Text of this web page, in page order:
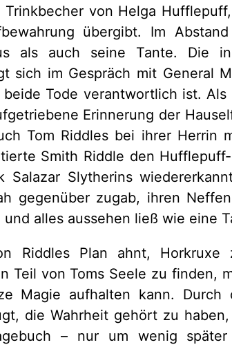
von Helga
übergibt. Im
als auch seine Tante. Die
sich im Gespräch mit General
beide Tode verantwortlich ist.
Erinnerung der
Tom Riddles bei ihrer Herrin
Smith Riddle den
Salazar Slytherins
gegenüber zugab, ihren
alles aussehen ließ wie eine
Riddles Plan ahnt,
Teil von Toms Seele zu finden,
Magie aufhalten kann. Durch
die Wahrheit gehört zu
– nur um wenig